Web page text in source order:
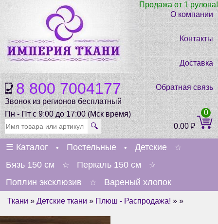
8 800 7004177
Звонок из регионов бесплатный
Пн - Пт с 9:00 до 17:00 (Мск время)
Продажа от 1 рулона!
О компании
Контакты
Доставка
Обратная связь
🔍 0.00₽
0
☰ Каталог • Постельные • Детские ☆
Бязь 150 см ☆ Перкаль 150 см ☆
Поплин эксклюзив ☆ Вареный хлопок
Ткани » Детские ткани » Плюш - Распродажа! » »